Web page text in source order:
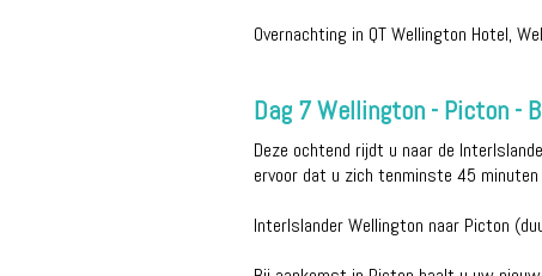
Overnachting in QT Wellington Hotel,
Dag 7 Wellington - Picton -
Deze ochtend rijdt u naar de
ervoor dat u zich tenminste 45
InterIslander Wellington naar Picton